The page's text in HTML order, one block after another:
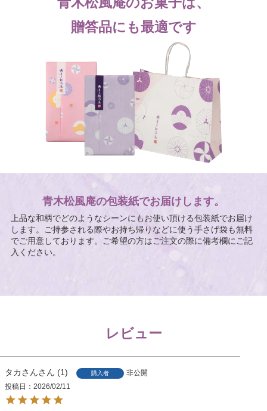
贈答品にも最適です
青木松風庵の包装紙でお届けします。
上品な和柄でどのようなシーンにもお使い頂ける包装紙でお届け
します。ご持参される際やお持ち帰りなどに使う手さげ袋も無料
でご用意しております。ご希望の方はご注文の際に備考欄にご記
入ください。
レビュー
タカさん 1 購入者
非公開
投稿日
2026/02/11